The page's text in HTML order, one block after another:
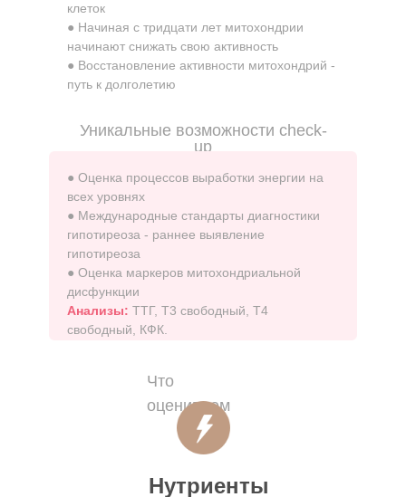
Уникальные возможности check-
up
● Оценка процессов выработки энергии на
всех уровнях
● Международные стандарты диагностики
гипотиреоза - раннее выявление
гипотиреоза
● Оценка маркеров митохондриальной
дисфункции
Анализы: ТТГ, Т3 свободный, Т4
свободный, КФК.
Что
оцениваем
Нутриенты
клеток
● Начиная с тридцати лет митохондрии
начинают снижать свою активность
● Восстановление активности митохондрий -
путь к долголетию